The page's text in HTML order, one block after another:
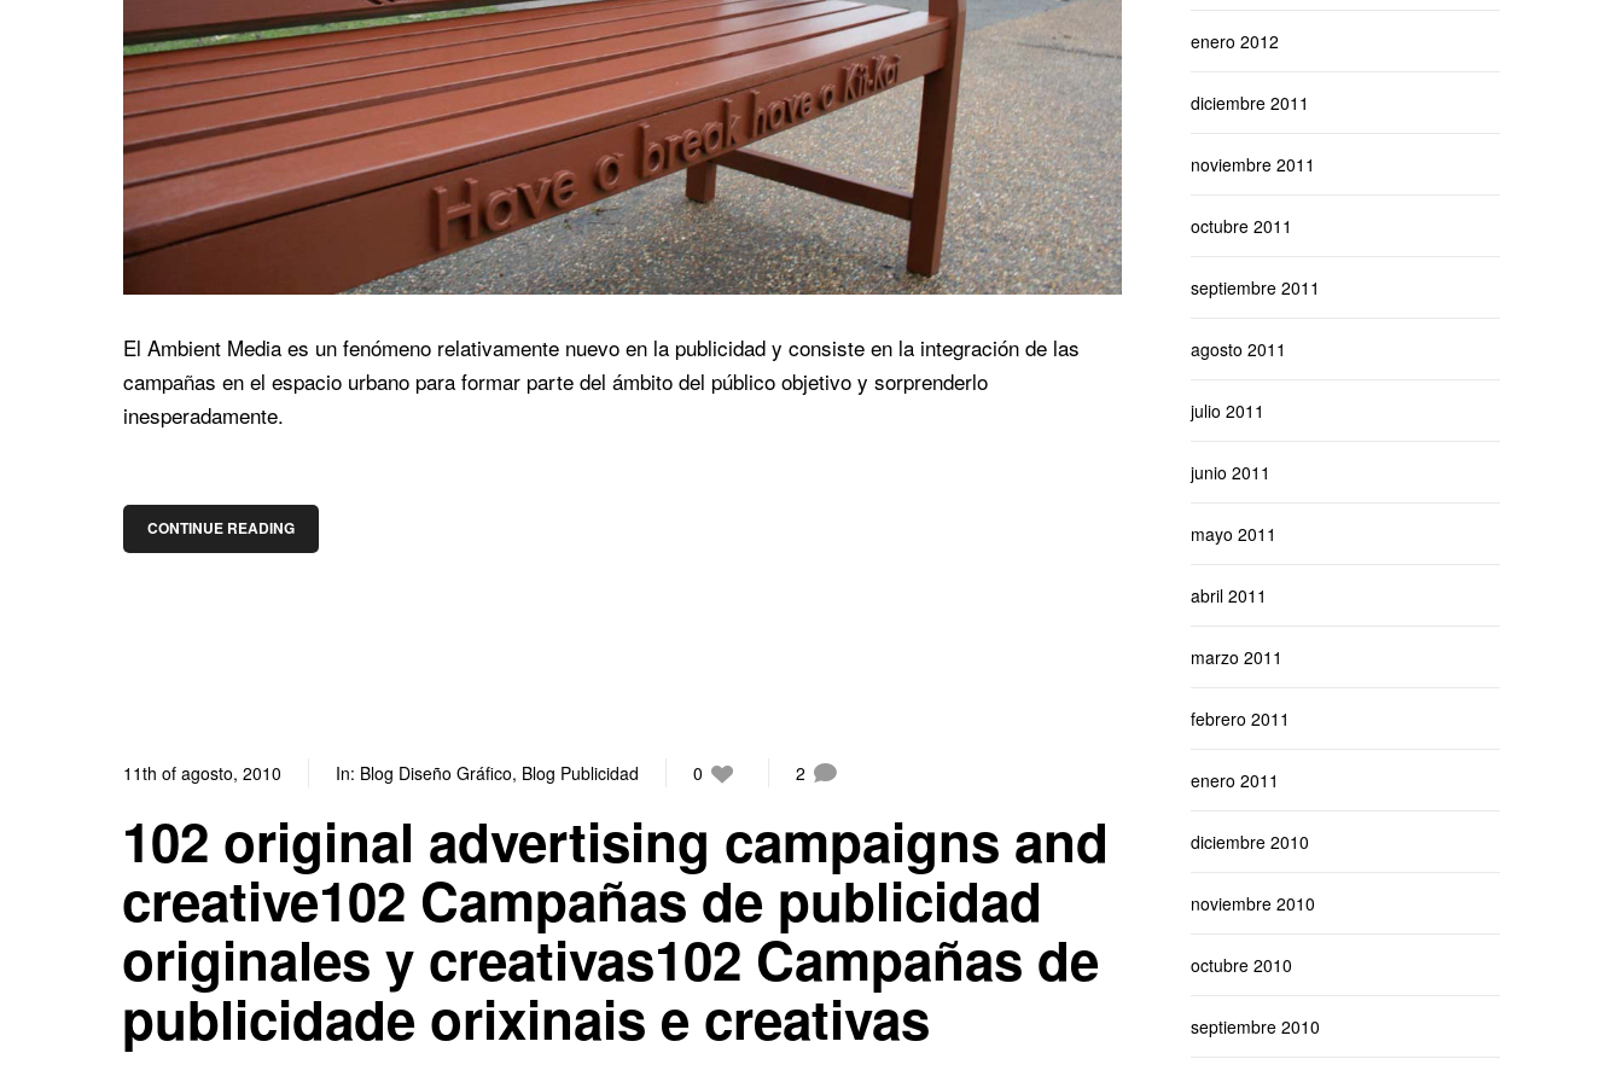
El Ambient Media es un fenómeno relativamente nuevo en la publicidad y consiste en la integración de las
campañas en el espacio urbano para formar parte del ámbito del público objetivo y sorprenderlo
inesperadamente.
CONTINUE READING
11th of agosto, 2010 In: Blog Diseño Gráfico, Blog Publicidad 0 2
102 original advertising campaigns and
creative102 Campañas de publicidad
originales y creativas102 Campañas de
publicidade orixinais e creativas
enero 2012
diciembre 2011
noviembre 2011
octubre 2011
septiembre 2011
agosto 2011
julio 2011
junio 2011
mayo 2011
abril 2011
marzo 2011
febrero 2011
enero 2011
diciembre 2010
noviembre 2010
octubre 2010
septiembre 2010